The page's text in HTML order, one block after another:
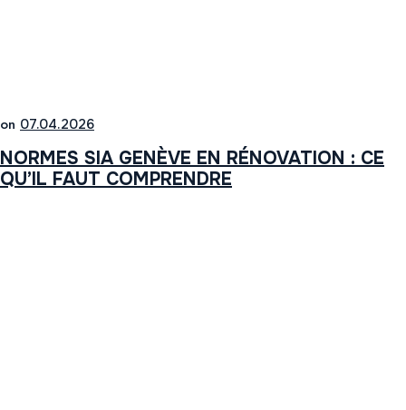
on 07.04.2026
NORMES SIA GENÈVE EN RÉNOVATION : CE
QU’IL FAUT COMPRENDRE